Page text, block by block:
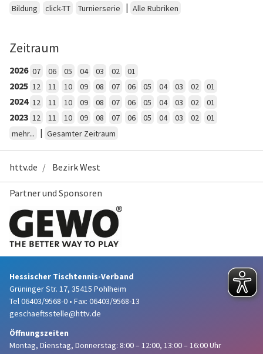
Bildung
click-TT Turnierserie | Alle Rubriken
Zeitraum
2026 07 06 05 04 03 02 01
2025 12 11 10 09 08 07 06 05 04 03 02 01
2024 12 11 10 09 08 07 06 05 04 03 02 01
2023 12 11 10 09 08 07 06 05 04 03 02
01
mehr...
| Gesamter Zeitraum
httv.de Bezirk West
Partner und Sponsoren
Hessischer Tischtennis-Verband
Grüninger Str. 17, 35415 Pohlheim
Tel 06403/9568-0 • Fax: 06403/9568-13
geschaeftsstelle@httv.de
Öffnungszeiten
Montag, Dienstag, Donnerstag: 8:00 – 12:00, 13:00 – 16:00 Uhr